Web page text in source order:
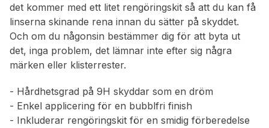
det kommer med ett litet rengöringskit så att du kan få
linserna skinande rena innan du sätter på skyddet.
Och om du någonsin bestämmer dig för att byta ut
det, inga problem, det lämnar inte efter sig några
märken eller klisterrester.
- Hårdhetsgrad på 9H skyddar som en dröm
- Enkel applicering för en bubblfri finish
- Inkluderar rengöringskit för en smidig förberedelse